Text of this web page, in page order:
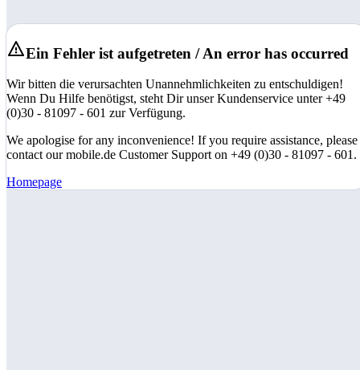
Ein Fehler ist aufgetreten / An error has occurred
Wir bitten die verursachten Unannehmlichkeiten zu entschuldigen!
Wenn Du Hilfe benötigst, steht Dir unser Kundenservice unter +49
(0)30 - 81097 - 601 zur Verfügung.
We apologise for any inconvenience! If you require assistance, please
contact our mobile.de Customer Support on +49 (0)30 - 81097 - 601.
Homepage